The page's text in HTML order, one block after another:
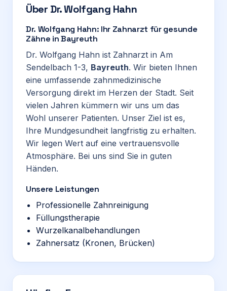
Über Dr. Wolfgang Hahn
Dr. Wolfgang Hahn: Ihr Zahnarzt für gesunde
Zähne in Bayreuth
Dr. Wolfgang Hahn ist Zahnarzt in Am
Sendelbach 1-3, Bayreuth. Wir bieten Ihnen
eine umfassende zahnmedizinische
Versorgung direkt im Herzen der Stadt. Seit
vielen Jahren kümmern wir uns um das
Wohl unserer Patienten. Unser Ziel ist es,
Ihre Mundgesundheit langfristig zu erhalten.
Wir legen Wert auf eine vertrauensvolle
Atmosphäre. Bei uns sind Sie in guten
Händen.
Unsere Leistungen
Professionelle Zahnreinigung
Füllungstherapie
Wurzelkanalbehandlungen
Zahnersatz (Kronen, Brücken)